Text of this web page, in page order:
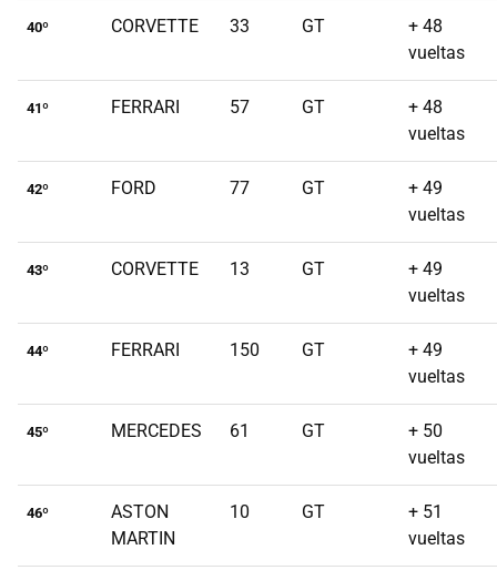
40º CORVETTE 33 GT
+ 48
vueltas
41º FERRARI 57 GT
+ 48
vueltas
42º FORD 77 GT
+ 49
vueltas
43º CORVETTE 13 GT
+ 49
vueltas
44º FERRARI 150 GT
+ 49
vueltas
45º MERCEDES 61 GT
+ 50
vueltas
46º
ASTON
MARTIN
10 GT
+ 51
vueltas